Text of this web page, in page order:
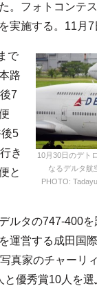
。フォトコンテ
実施する。11月7
10月30日のデト
なるデルタ航
PHOTO:
で
路
7
5
き
と
ルタの747-400を
運営する成田国
真家のチャーリ
優秀賞10人を選